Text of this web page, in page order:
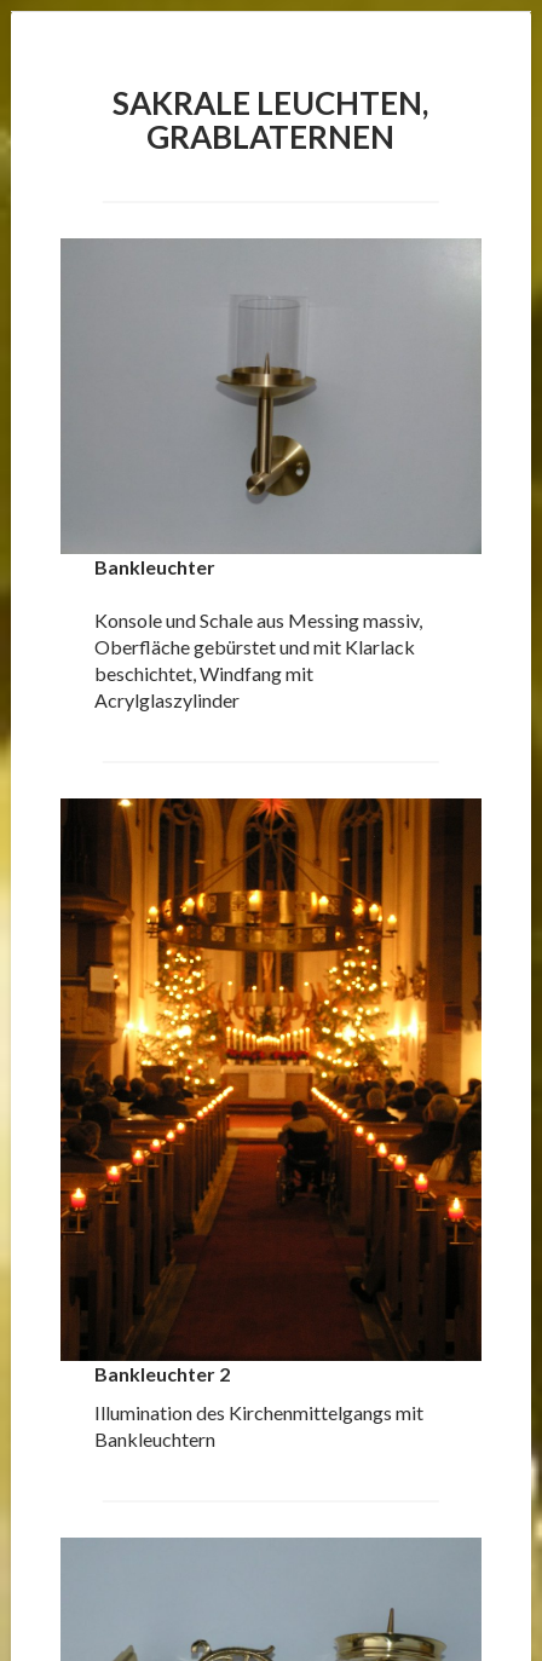
SAKRALE LEUCHTEN,
GRABLATERNEN
Bankleuchter
Konsole und Schale aus Messing massiv,
Oberfläche gebürstet und mit Klarlack
beschichtet, Windfang mit
Acrylglaszylinder
Bankleuchter 2
Illumination des Kirchenmittelgangs mit
Bankleuchtern